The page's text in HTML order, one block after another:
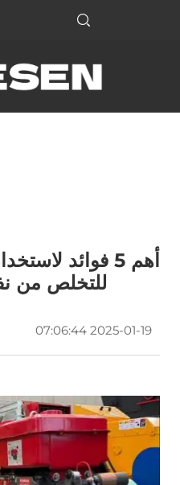
أهم 5 فوائد
للتخلص من
2025-01-19 07:06:44